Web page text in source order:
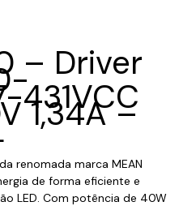
– Driver
431VCC
1,34A –
renomada marca MEAN
de forma eficiente e
LED. Com potência de 40W